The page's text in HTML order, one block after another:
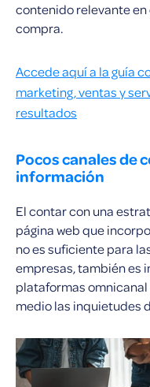
contenido relevante
compra.
Accede aquí a la guía
marketing, ventas y
resultados
Pocos canales de
información
El contar con una
página web que
no es suficiente para
empresas, también es
plataformas
medio las inquietudes